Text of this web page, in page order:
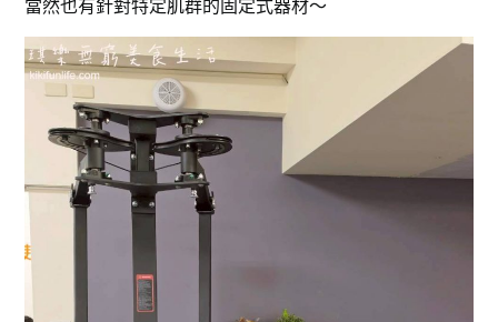
當然也有針對特定肌群的固定式器材～